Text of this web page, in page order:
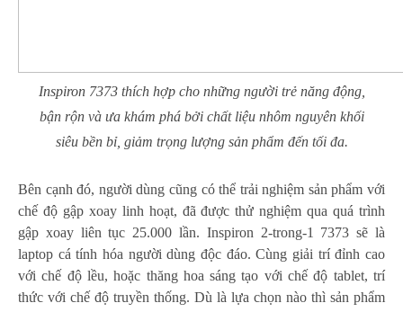
Inspiron 7373 thích hợp cho những người trẻ năng động,
bận rộn và ưa khám phá bởi chất liệu nhôm nguyên khối
siêu bền bỉ, giảm trọng lượng sản phẩm đến tối đa.
Bên cạnh đó, người dùng cũng có thể trải nghiệm sản phẩm với
chế độ gập xoay linh hoạt, đã được thử nghiệm qua quá trình
gập xoay liên tục 25.000 lần. Inspiron 2-trong-1 7373 sẽ là
laptop cá tính hóa người dùng độc đáo. Cùng giải trí đỉnh cao
với chế độ lều, hoặc thăng hoa sáng tạo với chế độ tablet, trí
thức với chế độ truyền thống. Dù là lựa chọn nào thì sản phẩm